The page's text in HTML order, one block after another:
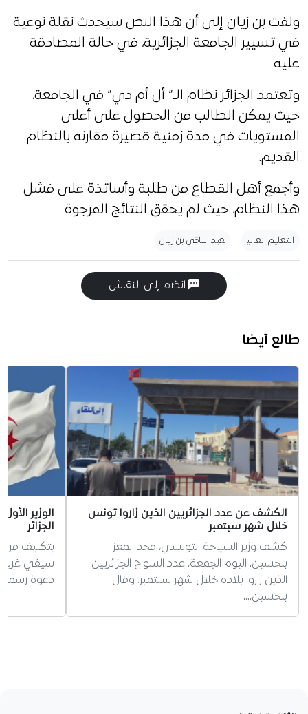
ولفت بن زيان إلى أن هذا النص سيحدث نقلة نوعية
في تسيير الجامعة الجزائرية، في حالة المصادقة
عليه.
وتعتمد الجزائر نظام الـ” أل أم دي” في الجامعة،
حيث يمكن الطالب من الحصول على أعلى
المستويات في مدة زمنية قصيرة مقارنة بالنظام
القديم.
وأجمع أهل القطاع من طلبة وأساتذة على فشل
هذا النظام، حيث لم يحقق النتائج المرجوة.
التعليم العالي عبد الباقي بن زيان
انضم إلى النقاش
طالع أيضا
الكشف عن عدد الجزائريين الذين زاروا تونس
خلال شهر سبتمبر
كشف وزير السياحة التونسي، محد المعز
بلحسين، اليوم الجمعة، عدد السواح الجزائريين
الذين زاروا بلاده خلال شهر سبتمبر. وقال
بلحسين،…
الوزير
الجزائر
بتكليف من
سيفي غريب
دعوة رسمية